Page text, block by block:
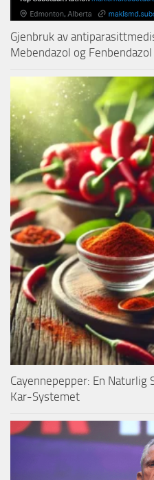
Gjenbruk av
Mebendazol og
Cayennepepper: En
Kar-Systemet